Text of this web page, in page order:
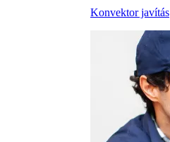
Konvektor javítás